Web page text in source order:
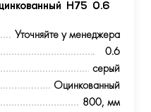
Н75 0.6
Уточняйте у менеджера
0.6
серый
Оцинкованный
800, мм